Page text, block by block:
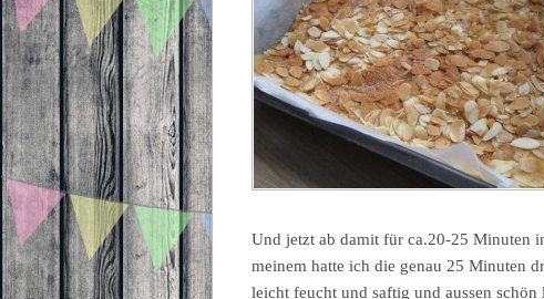
Und jetzt ab damit für ca.20-25 Minuten
meinem hatte ich die genau 25 Minuten
leicht feucht und saftig und aussen